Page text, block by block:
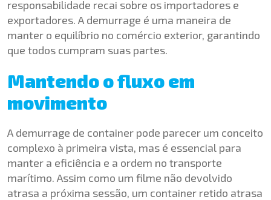
responsabilidade recai sobre os importadores e
exportadores. A demurrage é uma maneira de
manter o equilíbrio no comércio exterior, garantindo
que todos cumpram suas partes.
Mantendo o fluxo em
movimento
A demurrage de container pode parecer um conceito
complexo à primeira vista, mas é essencial para
manter a eficiência e a ordem no transporte
marítimo. Assim como um filme não devolvido
atrasa a próxima sessão, um container retido atrasa